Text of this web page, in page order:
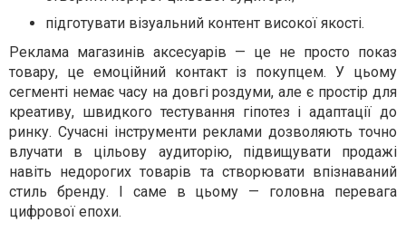
підготувати візуальний контент високої якості.
Реклама магазинів аксесуарів — це не просто показ
товару, це емоційний контакт із покупцем. У цьому
сегменті немає часу на довгі роздуми, але є простір для
креативу, швидкого тестування гіпотез і адаптації до
ринку. Сучасні інструменти реклами дозволяють точно
влучати в цільову аудиторію, підвищувати продажі
навіть недорогих товарів та створювати впізнаваний
стиль бренду. І саме в цьому — головна перевага
цифрової епохи.